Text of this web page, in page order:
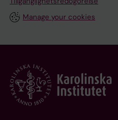
Manage your cookies